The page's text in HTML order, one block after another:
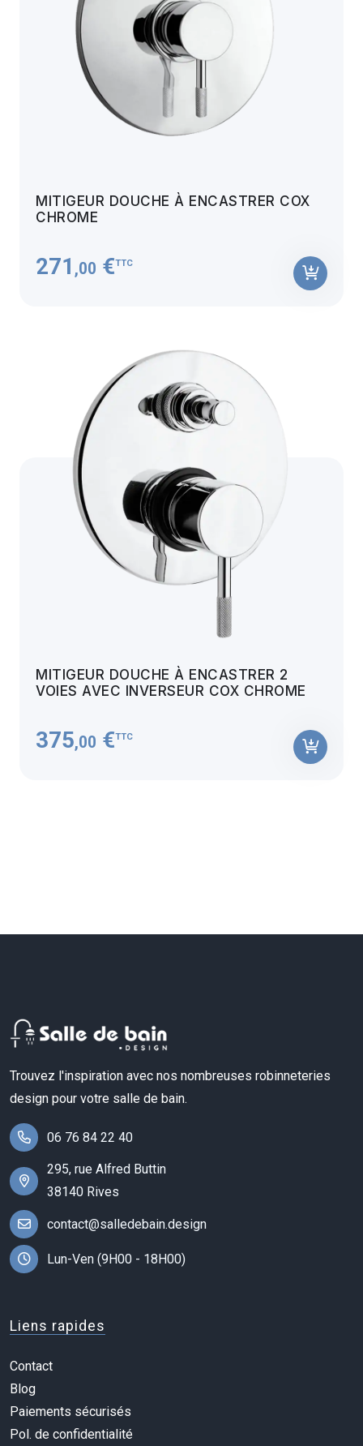
MITIGEUR DOUCHE À ENCASTRER COX
CHROME
271 ,00 €TTC
MITIGEUR DOUCHE À ENCASTRER 2
VOIES AVEC INVERSEUR COX CHROME
375,00 €TTC
Trouvez l'inspiration avec nos nombreuses robinneteries
design pour votre salle de bain.
06 76 84 22 40
295, rue Alfred Buttin
38140 Rives
contact@salledebain.design
Lun-Ven (9H00 - 18H00)
Liens rapides
Contact
Blog
Paiements sécurisés
Pol. de confidentialité